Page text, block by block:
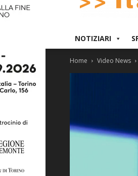
NOTIZIARI
Home Video News